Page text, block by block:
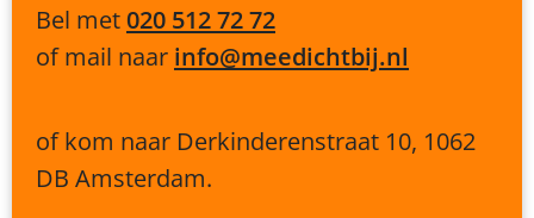
Bel met020 512 72 72
of mail naar info@meedichtbij.nl
of kom naar Derkinderenstraat 10, 1062
DB Amsterdam.